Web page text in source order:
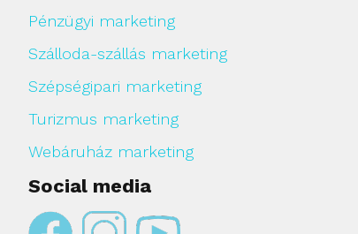
Pénzügyi marketing
Szálloda-szállás marketing
Szépségipari marketing
Turizmus marketing
Webáruház marketing
Social media